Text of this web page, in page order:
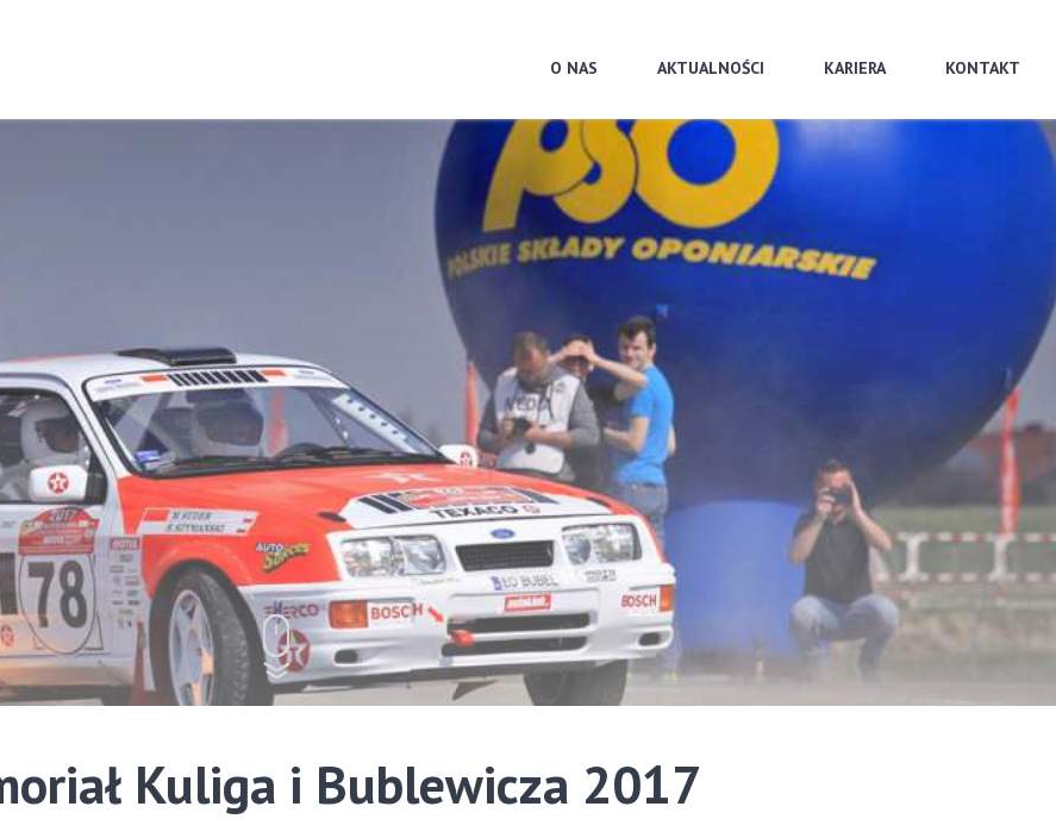
O NAS AKTUALNOŚCI KARIERA KONTAKT
Kuliga i Bublewicza 2017